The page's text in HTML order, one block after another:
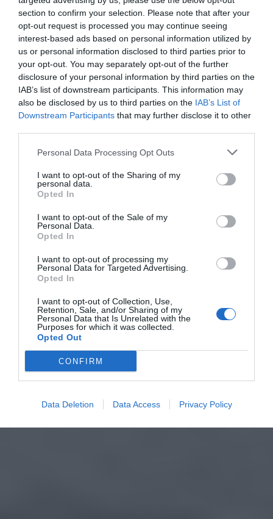
section to confirm your selection. Please note that after your
opt-out request is processed you may continue seeing
interest-based ads based on personal information utilized by
us or personal information disclosed to third parties prior to
your opt-out. You may separately opt-out of the further
disclosure of your personal information by third parties on the
IAB’s list of downstream participants. This information may
also be disclosed by us to third parties on the IAB’s List of
Downstream Participants that may further disclose it to other
Personal Data Processing Opt Outs
I want to opt-out of the Sharing of my
personal data.
Opted In
I want to opt-out of the Sale of my
Personal Data.
Opted In
I want to opt-out of processing my
Personal Data for Targeted Advertising.
Opted In
I want to opt-out of Collection, Use,
Retention, Sale, and/or Sharing of my
Personal Data that Is Unrelated with the
Purposes for which it was collected.
Opted Out
CONFIRM
Data Deletion Data Access Privacy Policy